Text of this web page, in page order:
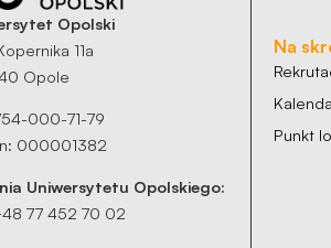
Opolski
11a
Opole
000-71-79
000001382
Uniwersytetu Opolskiego:
77 452 70 02
Na
Punkt